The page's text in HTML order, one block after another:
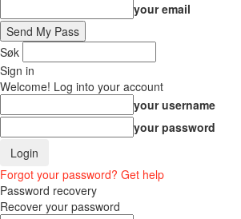
your email
Søk
Sign in
Welcome! Log into your account
your username
your password
Forgot your password? Get help
Password recovery
Recover your password